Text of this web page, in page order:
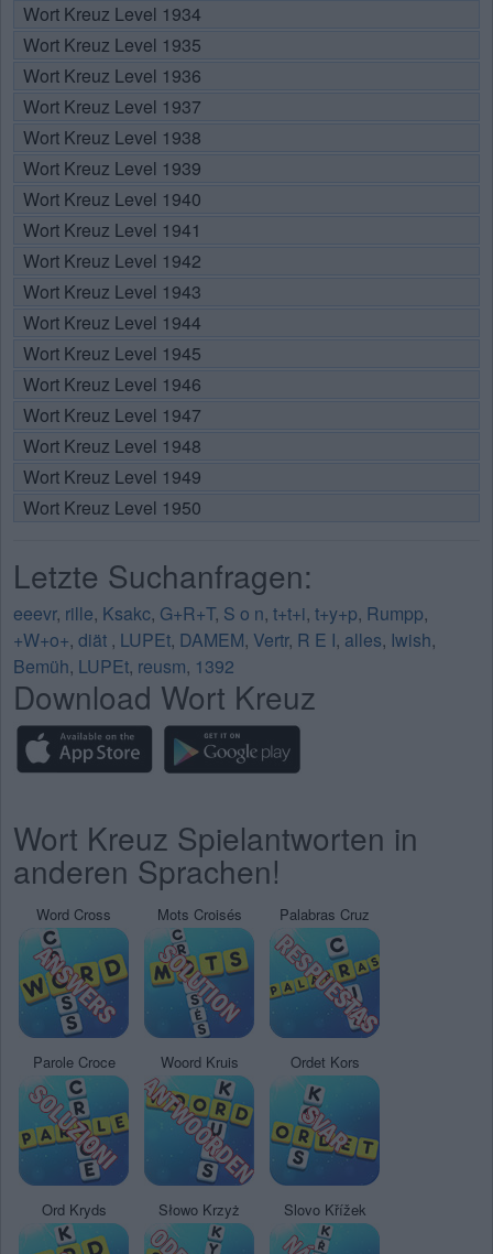
Wort Kreuz Level 1934
Wort Kreuz Level 1935
Wort Kreuz Level 1936
Wort Kreuz Level 1937
Wort Kreuz Level 1938
Wort Kreuz Level 1939
Wort Kreuz Level 1940
Wort Kreuz Level 1941
Wort Kreuz Level 1942
Wort Kreuz Level 1943
Wort Kreuz Level 1944
Wort Kreuz Level 1945
Wort Kreuz Level 1946
Wort Kreuz Level 1947
Wort Kreuz Level 1948
Wort Kreuz Level 1949
Wort Kreuz Level 1950
Letzte Suchanfragen:
eeevr, rille, Ksakc, G+R+T, S o n, t+t+i, t+y+p, Rumpp,
+W+o+, diät , LUPEt, DAMEM, Vertr, R E I, alles, Iwish,
Bemüh, LUPEt, reusm, 1392
Download Wort Kreuz
Wort Kreuz Spielantworten in
anderen Sprachen!
Word Cross Mots Croisés Palabras Cruz
Parole Croce Woord Kruis Ordet Kors
Ord Kryds Słowo Krzyż Slovo Křížek